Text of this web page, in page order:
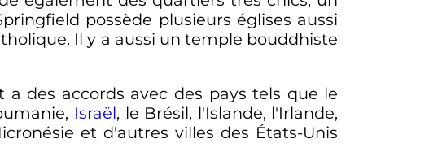
possède plusieurs églises aussi
Il y a aussi un temple bouddhiste
des accords avec des pays tels que le
Israël, le Brésil, l'Islande, l'Irlande,
et d'autres villes des États-Unis